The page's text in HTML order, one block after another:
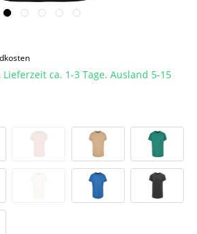
ca. 1-3 Tage. Ausland 5-15